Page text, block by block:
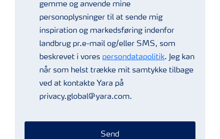
gemme og anvende mine
personoplysninger til at sende mig
inspiration og markedsføring indenfor
landbrug pr.e-mail og/eller SMS, som
beskrevet i vores persondatapolitik. Jeg kan
når som helst trække mit samtykke tilbage
ved at kontakte Yara på
privacy.global@yara.com.
Send